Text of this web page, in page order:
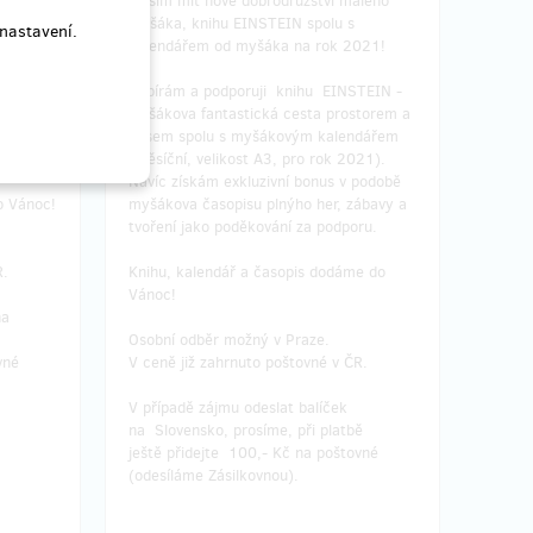
Vánoc!
myšáka, knihu EINSTEIN spolu s
kalendářem od myšáka na rok 2021!
Vybírám a podporuji knihu EINSTEIN -
Myšákova fantastická cesta prostorem a
časem spolu s myšákovým kalendářem
(měsíční, velikost A3, pro rok 2021).
Navíc získám exkluzivní bonus v podobě
myšákova časopisu plnýho her, zábavy a
tvoření jako poděkování za podporu.
Knihu, kalendář a časopis dodáme do
Vánoc!
Osobní odběr možný v Praze.
V ceně již zahrnuto poštovné v ČR.
V případě zájmu odeslat balíček
na Slovensko, prosíme, při platbě
ještě přidejte 100,- Kč na poštovné
(odesíláme Zásilkovnou).